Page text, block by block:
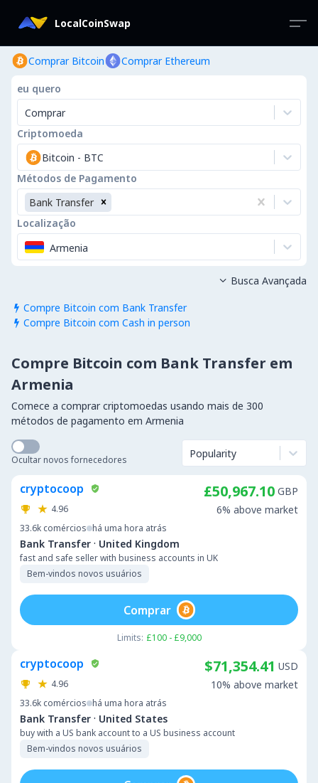
LocalCoinSwap
Comprar Bitcoin Comprar Ethereum
eu quero
Comprar
Criptomoeda
Bitcoin - BTC
Métodos de Pagamento
Bank Transfer
Localização
Armenia
 Compre Bitcoin com Bank Transfer
 Compre Bitcoin com Cash in person
 Busca Avançada
Compre Bitcoin com Bank Transfer em
Armenia
Comece a comprar criptomoedas usando mais de 300
métodos de pagamento em Armenia
Ocultar novos fornecedores Popularity
cryptocoop
4.96
33.6k comércios há uma hora atrás
Bank Transfer · United Kingdom
fast and safe seller with business accounts in UK
Bem-vindos novos usuários
£50,967.10 GBP
6% above market
Limits: £100 - £9,000
Comprar
cryptocoop
4.96
33.6k comércios há uma hora atrás
Bank Transfer · United States
buy with a US bank account to a US business account
Bem-vindos novos usuários
$71,354.41 USD
10% above market